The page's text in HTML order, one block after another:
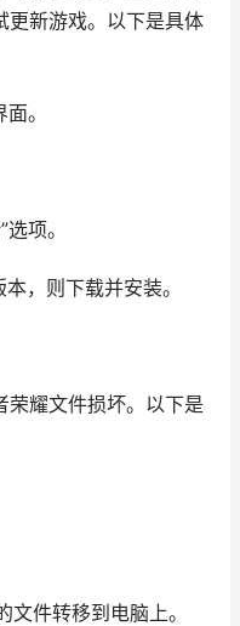
更新游戏。以下是具体
。
项。
，则下载并安装。
荣耀文件损坏。以下是
件转移到电脑上。